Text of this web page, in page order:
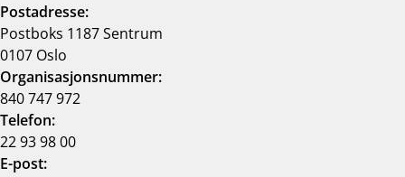
Postadresse:
Postboks 1187 Sentrum
0107 Oslo
Organisasjonsnummer:
840 747 972
Telefon:
22 93 98 00
E-post: